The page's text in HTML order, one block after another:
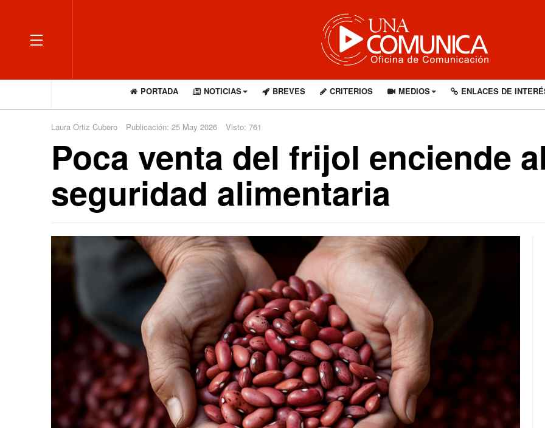
OFF CANVAS
PORTADA NOTICIAS BREVES CRITERIOS MEDIOS ENLACES DE
Laura Ortiz Cubero Publicación: 25 May 2026 Visto: 761
Poca venta del frijol enciende
seguridad alimentaria